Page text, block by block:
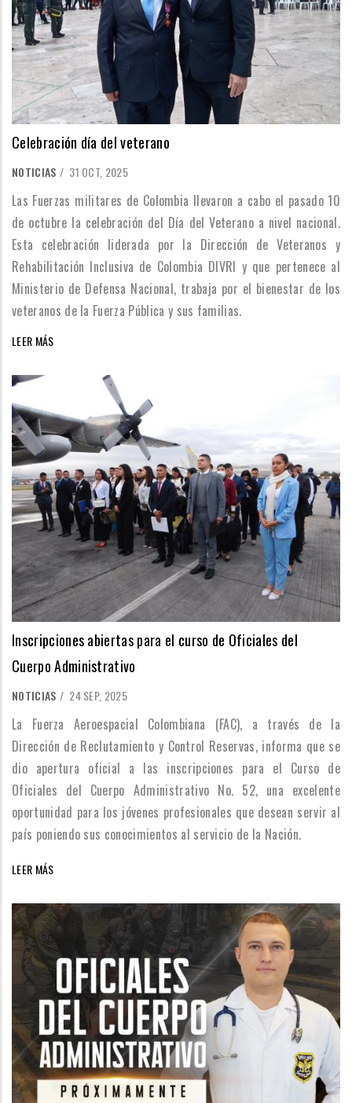
Celebración día del veterano
NOTICIAS / 31 OCT, 2025
Las Fuerzas militares de Colombia llevaron a cabo el pasado 10
de octubre la celebración del Día del Veterano a nivel nacional.
Esta celebración liderada por la Dirección de Veteranos y
Rehabilitación Inclusiva de Colombia DIVRI y que pertenece al
Ministerio de Defensa Nacional, trabaja por el bienestar de los
veteranos de la Fuerza Pública y sus familias.
LEER MÁS
Inscripciones abiertas para el curso de Oficiales del
Cuerpo Administrativo
NOTICIAS / 24 SEP, 2025
La Fuerza Aeroespacial Colombiana (FAC), a través de la
Dirección de Reclutamiento y Control Reservas, informa que se
dio apertura oficial a las inscripciones para el Curso de
Oficiales del Cuerpo Administrativo No. 52, una excelente
oportunidad para los jóvenes profesionales que desean servir al
país poniendo sus conocimientos al servicio de la Nación.
LEER MÁS